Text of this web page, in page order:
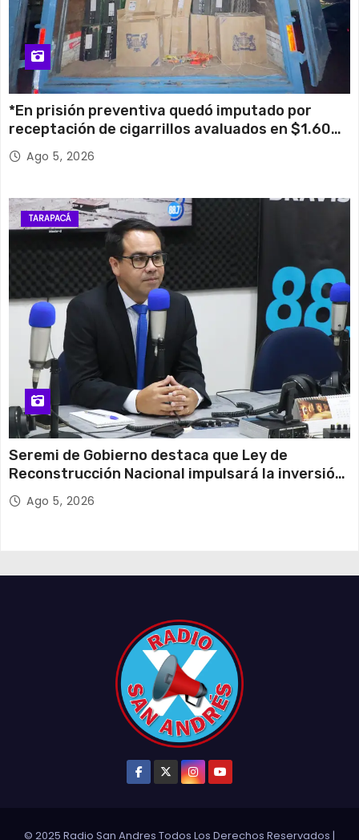
*En prisión preventiva quedó imputado por
receptación de cigarrillos avaluados en $1.600
millones*
Ago 5, 2026
TARAPACÁ
Seremi de Gobierno destaca que Ley de
Reconstrucción Nacional impulsará la inversión
y el empleo en Tarapacá
Ago 5, 2026
© 2025 Radio San Andres Todos Los Derechos Reservados |